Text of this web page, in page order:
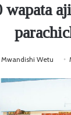
wapata
Mwandishi Wetu